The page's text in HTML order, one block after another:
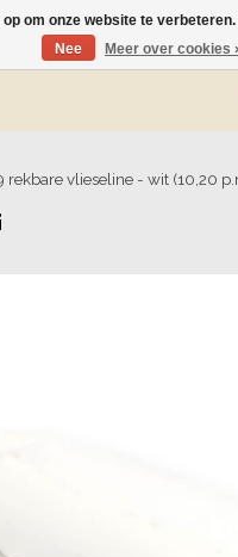
Vanaf zaterdag 9 mei worden er
rekbare vlieseline - wit (10,20
om onze website te
Nee
Meer over cookies